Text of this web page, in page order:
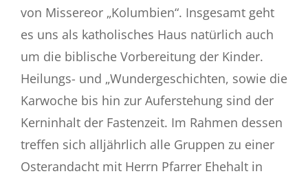
von Missereor „Kolumbien“. Insgesamt geht
es uns als katholisches Haus natürlich auch
um die biblische Vorbereitung der Kinder.
Heilungs- und „Wundergeschichten, sowie die
Karwoche bis hin zur Auferstehung sind der
Kerninhalt der Fastenzeit. Im Rahmen dessen
treffen sich alljährlich alle Gruppen zu einer
Osterandacht mit Herrn Pfarrer Ehehalt in